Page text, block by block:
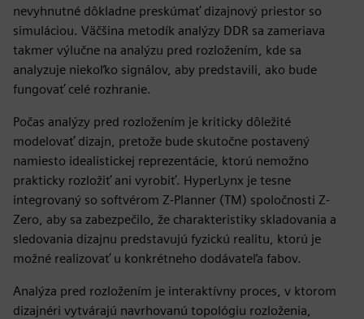
nevyhnutné dôkladne preskúmať dizajnový priestor so
simuláciou. Väčšina metodík analýzy DDR sa zameriava
takmer výlučne na analýzu pred rozložením, kde sa
analyzuje niekoľko signálov, aby predstavili, ako bude
fungovať celé rozhranie.
Počas analýzy pred rozložením je kriticky dôležité
modelovať dizajn, pretože bude skutočne postavený
namiesto idealistickej reprezentácie, ktorú nemožno
prakticky rozložiť ani vyrobiť. HyperLynx je tesne
integrovaný so softvérom Z-Planner (TM) spoločnosti Z-
Zero, aby sa zabezpečilo, že charakteristiky skladovania a
sledovania dizajnu predstavujú fyzickú realitu, ktorú je
možné realizovať u konkrétneho dodávateľa fabov.
Analýza pred rozložením je interaktívny proces, v ktorom
dizajnéri vytvárajú navrhovanú topológiu rozloženia,